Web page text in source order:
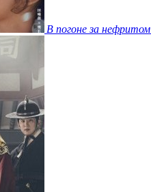
В погоне за нефритом